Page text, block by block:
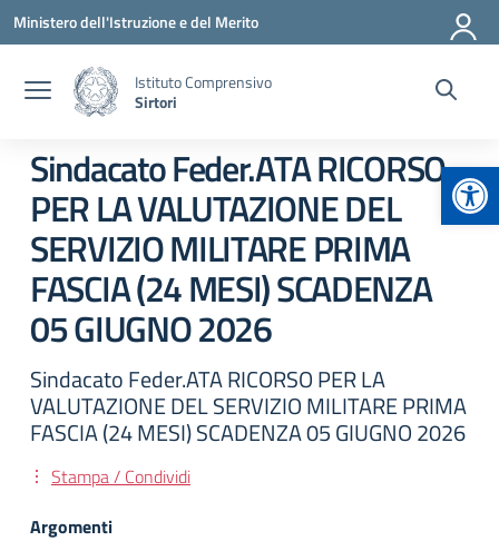
Vai ai contenuti
Vai al menu di navigazione
Vai al footer
Ministero dell'Istruzione e del Merito
Istituto Comprensivo
Sirtori
Sindacato Feder.ATA RICORSO
PER LA VALUTAZIONE DEL
SERVIZIO MILITARE PRIMA
FASCIA (24 MESI) SCADENZA
05 GIUGNO 2026
Sindacato Feder.ATA RICORSO PER LA
VALUTAZIONE DEL SERVIZIO MILITARE PRIMA
FASCIA (24 MESI) SCADENZA 05 GIUGNO 2026
Stampa / Condividi
Argomenti